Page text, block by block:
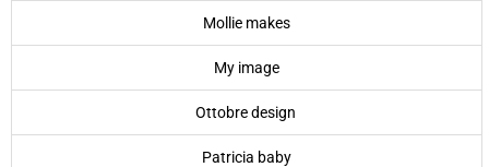
Mollie makes
My image
Ottobre design
Patricia baby